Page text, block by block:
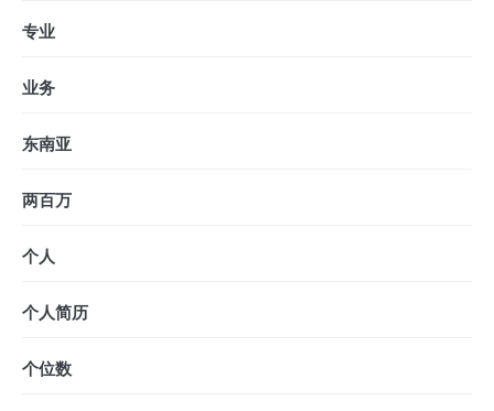
专业
业务
东南亚
两百万
个人
个人简历
个位数